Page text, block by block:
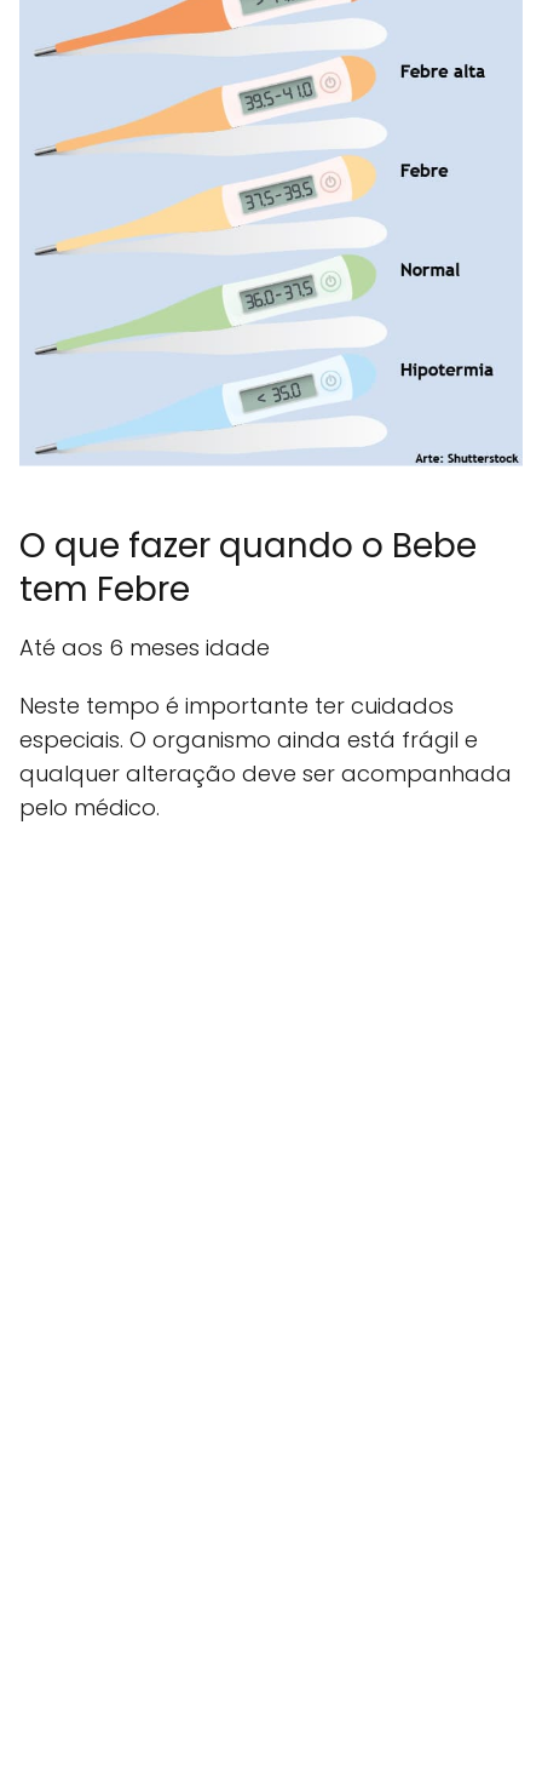
O que fazer quando o Bebe
tem Febre
Até aos 6 meses idade
Neste tempo é importante ter cuidados
especiais. O organismo ainda está frágil e
qualquer alteração deve ser acompanhada
pelo médico.